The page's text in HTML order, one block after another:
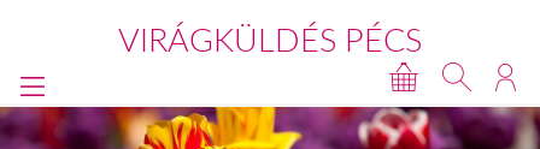
VIRÁGKÜLDÉS PÉCS